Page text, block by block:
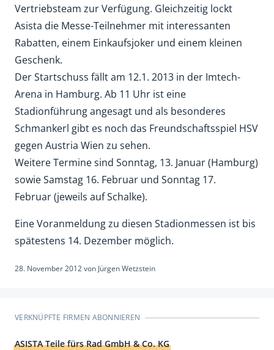
Vertriebsteam zur Verfügung. Gleichzeitig lockt
Asista die Messe-Teilnehmer mit interessanten
Rabatten, einem Einkaufsjoker und einem kleinen
Geschenk.
Der Startschuss fällt am 12.1. 2013 in der Imtech-
Arena in Hamburg. Ab 11 Uhr ist eine
Stadionführung angesagt und als besonderes
Schmankerl gibt es noch das Freundschaftsspiel HSV
gegen Austria Wien zu sehen.
Weitere Termine sind Sonntag, 13. Januar (Hamburg)
sowie Samstag 16. Februar und Sonntag 17.
Februar (jeweils auf Schalke).
Eine Voranmeldung zu diesen Stadionmessen ist bis
spätestens 14. Dezember möglich.
28. November 2012von Jürgen Wetzstein
VERKNÜPFTE FIRMEN ABONNIEREN
ASISTA Teile fürs Rad GmbH & Co. KG